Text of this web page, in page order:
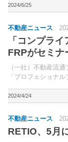
よび指定講習を修了
2024/6/25
不動産ニュース
「コンプラ
FRPがセミナ
（一社）不動産流
「プロフェショナ
2024/4/24
不動産ニュース
RETIO、5月